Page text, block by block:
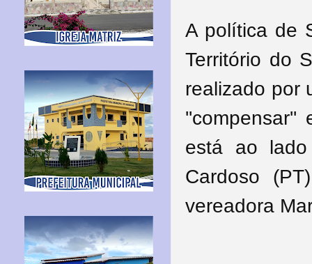
A política de
Território do
realizado por
''compensar''
está ao
Cardoso
vereadora